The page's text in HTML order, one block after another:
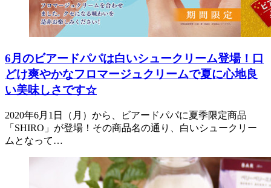
6月のビアードパパは白いシュークリーム登場！口
どけ爽やかなフロマージュクリームで夏に心地良
い美味しさです☆
2020年6月1日（月）から、ビアードパパに夏季限定商品
「SHIRO」が登場！その商品名の通り、白いシュークリー
ムとなって…